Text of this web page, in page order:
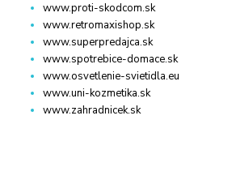
www.proti-skodcom.sk
www.retromaxishop.sk
www.superpredajca.sk
www.spotrebice-domace.sk
www.osvetlenie-svietidla.eu
www.uni-kozmetika.sk
www.zahradnicek.sk